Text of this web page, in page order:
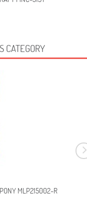
CATEGORY
MLP215002-R